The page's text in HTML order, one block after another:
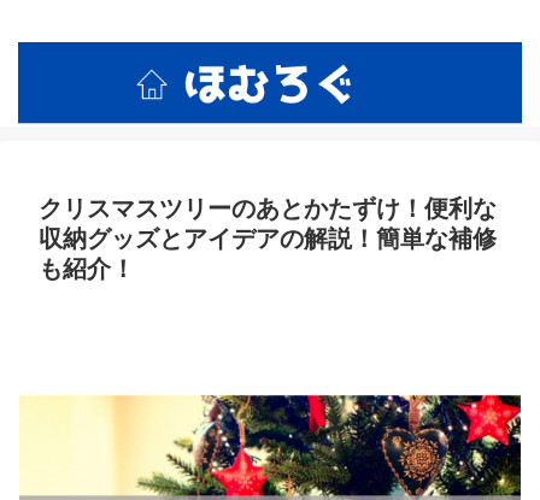
クリスマスツリーのあとかたずけ！便利な
収納グッズとアイデアの解説！簡単な補修
も紹介！